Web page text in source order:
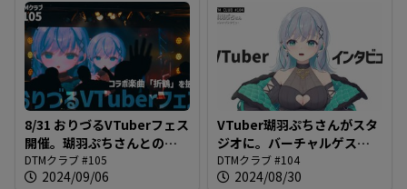
8/31 おりづるVTuberフェス
開催。瑚羽ぷちさんとのコ
ラボ曲「折鶴」を披露した
模様をお送りします。＠
DTMクラブ #105
2024/09/06
VTuber瑚羽ぷちさんがスタ
ジオに。バーチャルゲスト
とお送りする「VTuberの世
界」＠DTMクラブ #104
DTMクラブ #104
2024/08/30